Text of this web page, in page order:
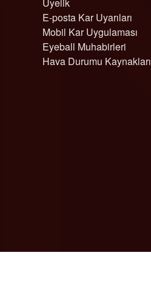
E-posta Kar Uyarıları
Mobil Kar Uygulaması
Eyeball Muhabirleri
Hava Durumu Kaynakları